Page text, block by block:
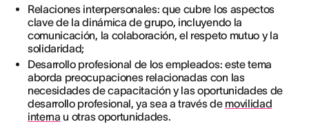
Relaciones interpersonales: que cubre los aspectos
clave de la dinámica de grupo, incluyendo la
comunicación, la colaboración, el respeto mutuo y la
solidaridad;
Desarrollo profesional de los empleados: este tema
aborda preocupaciones relacionadas con las
necesidades de capacitación y las oportunidades de
desarrollo profesional, ya sea a través de movilidad
interna u otras oportunidades.